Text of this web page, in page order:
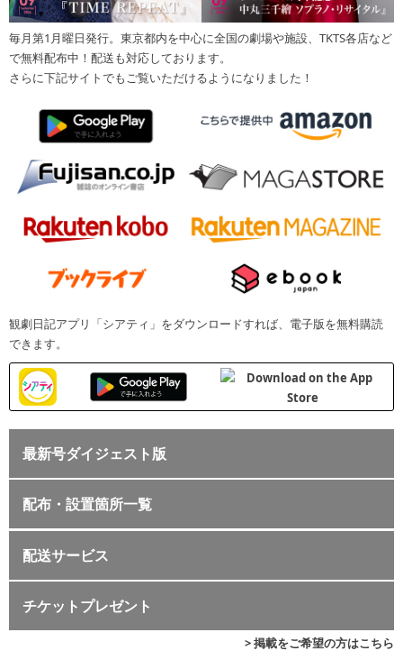
毎月第1月曜日発行。東京都内を中心に全国の劇場や施設、TKTS各店など
で無料配布中！配送も対応しております。
さらに下記サイトでもご覧いただけるようになりました！
観劇日記アプリ「シアティ」をダウンロードすれば、電子版を無料購読
できます。
最新号ダイジェスト版
配布・設置箇所一覧
配送サービス
チケットプレゼント
> 掲載をご希望の方はこちら